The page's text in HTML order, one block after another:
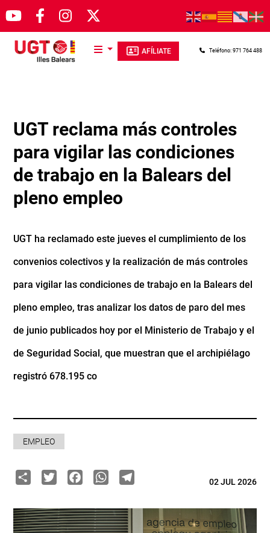
Pasar al contenido principal
AFÍLIATE Teléfono: 971 764 488
UGT reclama más controles
para vigilar las condiciones
de trabajo en la Balears del
pleno empleo
UGT ha reclamado este jueves el cumplimiento de los
convenios colectivos y la realización de más controles
para vigilar las condiciones de trabajo en la Balears del
pleno empleo, tras analizar los datos de paro del mes
de junio publicados hoy por el Ministerio de Trabajo y el
de Seguridad Social, que muestran que el archipiélago
registró 678.195 co
EMPLEO
ShareTwitterFacebook
WhatsApp
Telegram02 JUL 2026